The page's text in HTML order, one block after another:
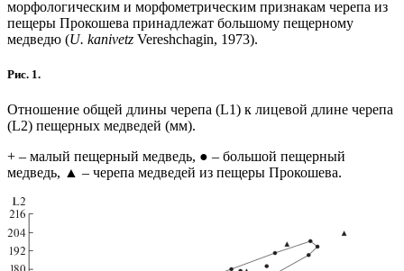
морфологическим и морфометрическим признакам черепа из
пещеры Прокошева принадлежат большому пещерному
медведю (U. kanivetz Vereshchagin, 1973).
Рис. 1.
Отношение общей длины черепа (L1) к лицевой длине черепа
(L2) пещерных медведей (мм).
+ – малый пещерный медведь, ● – большой пещерный
медведь, ▲ – черепа медведей из пещеры Прокошева.